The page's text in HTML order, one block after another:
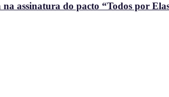
assinatura do pacto “Todos por